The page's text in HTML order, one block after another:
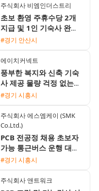
주식회사 비엠인더스트리
초보 환영 주휴수당 2개
지급 및 1인 기숙사 완비
안성 음성대소 검사 포장
#경기 안산시
에이치커넥트
풍부한 복지와 신축 기숙
사 제공 물량 걱정 없는
전자부품 생산직 모집
#경기 시흥시
주식회사 에스엠케이 (SMK
Co.Ltd.)
PCB 전공정 채용 초보자
가능 통근버스 운행 대기
업 1차 협력사
#경기 시흥시
주식회사 앤트워크